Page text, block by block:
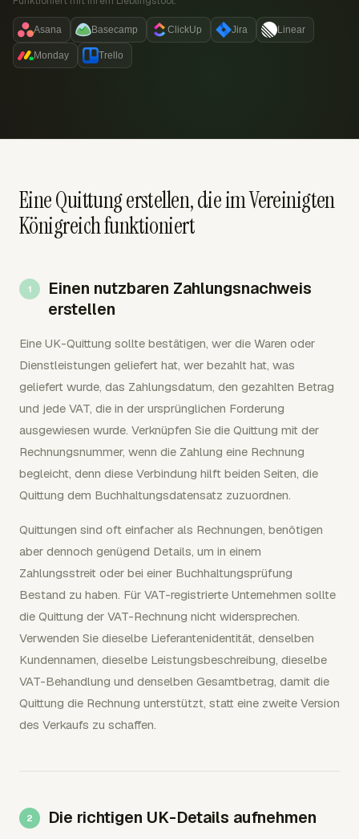
Asana Basecamp ClickUp Jira Linear
Monday Trello
Eine Quittung erstellen, die im Vereinigten
Königreich funktioniert
Einen nutzbaren Zahlungsnachweis
erstellen
Eine UK-Quittung sollte bestätigen, wer die Waren oder
Dienstleistungen geliefert hat, wer bezahlt hat, was
geliefert wurde, das Zahlungsdatum, den gezahlten Betrag
und jede VAT, die in der ursprünglichen Forderung
ausgewiesen wurde. Verknüpfen Sie die Quittung mit der
Rechnungsnummer, wenn die Zahlung eine Rechnung
begleicht, denn diese Verbindung hilft beiden Seiten, die
Quittung dem Buchhaltungsdatensatz zuzuordnen.
Quittungen sind oft einfacher als Rechnungen, benötigen
aber dennoch genügend Details, um in einem
Zahlungsstreit oder bei einer Buchhaltungsprüfung
Bestand zu haben. Für VAT-registrierte Unternehmen sollte
die Quittung der VAT-Rechnung nicht widersprechen.
Verwenden Sie dieselbe Lieferantenidentität, denselben
Kundennamen, dieselbe Leistungsbeschreibung, dieselbe
VAT-Behandlung und denselben Gesamtbetrag, damit die
Quittung die Rechnung unterstützt, statt eine zweite Version
des Verkaufs zu schaffen.
Die richtigen UK-Details aufnehmen